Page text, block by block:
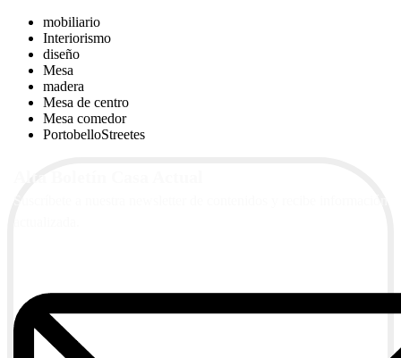
mobiliario
Interiorismo
diseño
Mesa
madera
Mesa de centro
Mesa comedor
PortobelloStreetes